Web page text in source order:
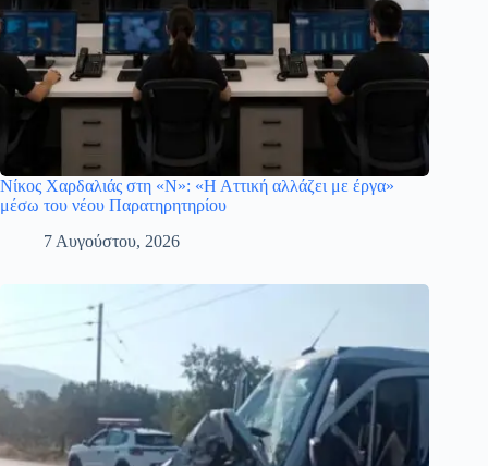
Νίκος Χαρδαλιάς στη «Ν»: «Η Αττική αλλάζει με έργα»
μέσω του νέου Παρατηρητηρίου
7 Αυγούστου, 2026